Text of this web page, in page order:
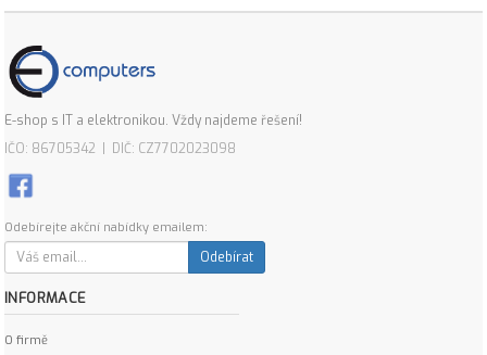
E-shop s IT a elektronikou. Vždy najdeme řešení!
IČO: 86705342 | DIČ: CZ7702023098
Odebírejte akční nabídky emailem:
Odebírat
INFORMACE
O firmě